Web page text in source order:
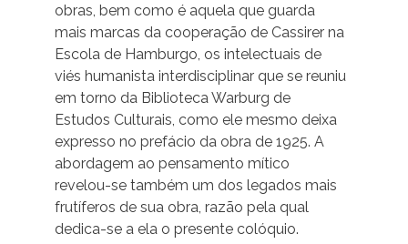
obras, bem como é aquela que guarda
mais marcas da cooperação de Cassirer na
Escola de Hamburgo, os intelectuais de
viés humanista interdisciplinar que se reuniu
em torno da Biblioteca Warburg de
Estudos Culturais, como ele mesmo deixa
expresso no prefácio da obra de 1925. A
abordagem ao pensamento mítico
revelou-se também um dos legados mais
frutíferos de sua obra, razão pela qual
dedica-se a ela o presente colóquio.